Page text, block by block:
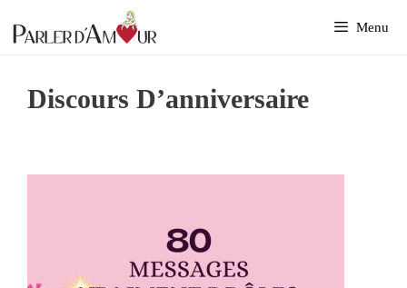
au
Menu
Discours D’anniversaire